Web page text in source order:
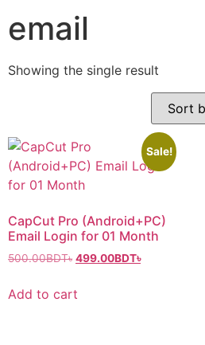
email
Showing the single result
Sale!
CapCut Pro (Android+PC)
Email Login for 01 Month
500.00BDT৳ 499.00BDT৳
Add to cart